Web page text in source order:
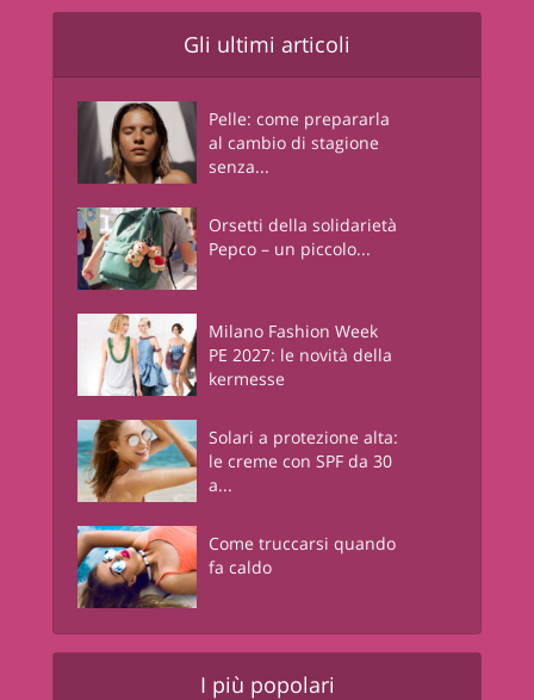
Gli ultimi articoli
Pelle: come prepararla
al cambio di stagione
senza...
Orsetti della solidarietà
Pepco – un piccolo...
Milano Fashion Week
PE 2027: le novità della
kermesse
Solari a protezione alta:
le creme con SPF da 30
a...
Come truccarsi quando
fa caldo
I più popolari